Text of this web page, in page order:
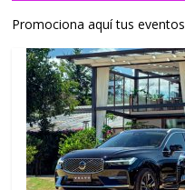
Promociona aquí tus eventos